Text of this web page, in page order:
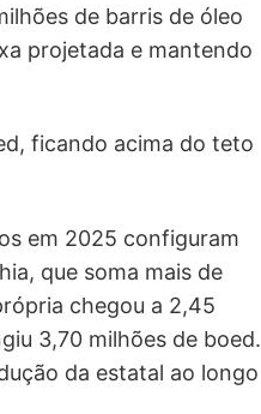
de barris de óleo
projetada e mantendo
ficando acima do teto
em 2025 configuram
que soma mais de
chegou a 2,45
3,70 milhões de boed.
da estatal ao longo